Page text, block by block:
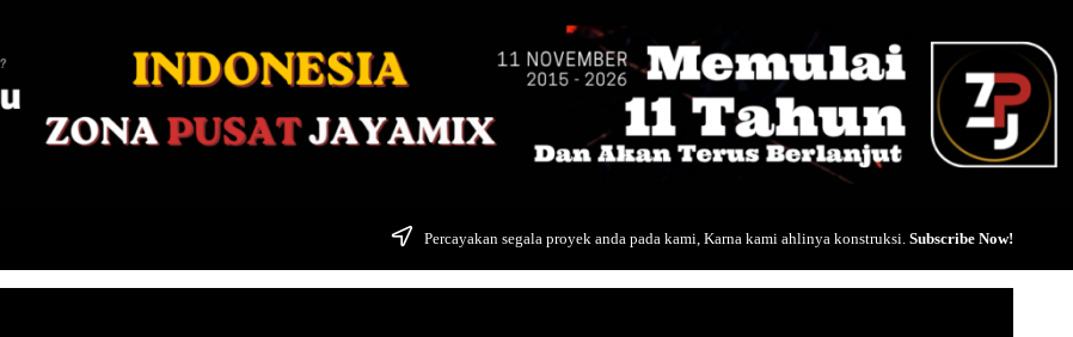
Percayakan segala proyek anda pada kami, Karna kami ahlinya konstruksi. Subscribe Now!